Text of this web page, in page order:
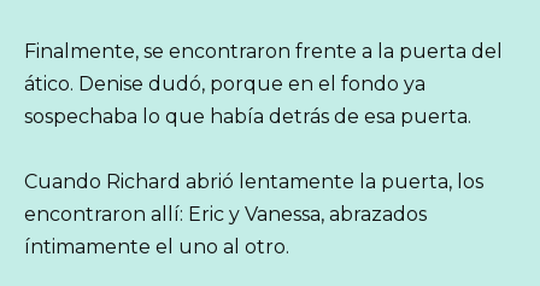
Finalmente, se encontraron frente a la puerta del
ático. Denise dudó, porque en el fondo ya
sospechaba lo que había detrás de esa puerta.
Cuando Richard abrió lentamente la puerta, los
encontraron allí: Eric y Vanessa, abrazados
íntimamente el uno al otro.